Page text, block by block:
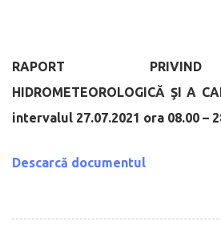
RAPORT
HIDROMETEOROLOGICĂ ŞI A
intervalul 27.07.2021 ora 08.00 –
Descarcă documentul